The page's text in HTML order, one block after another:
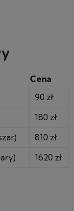
Cena
90 zł
180 zł
810 zł
1620 zł